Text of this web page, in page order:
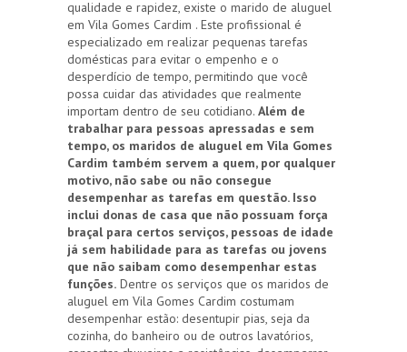
qualidade e rapidez, existe o marido de aluguel
em Vila Gomes Cardim . Este profissional é
especializado em realizar pequenas tarefas
domésticas para evitar o empenho e o
desperdício de tempo, permitindo que você
possa cuidar das atividades que realmente
importam dentro de seu cotidiano. Além de
trabalhar para pessoas apressadas e sem
tempo, os maridos de aluguel em Vila Gomes
Cardim também servem a quem, por qualquer
motivo, não sabe ou não consegue
desempenhar as tarefas em questão. Isso
inclui donas de casa que não possuam força
braçal para certos serviços, pessoas de idade
já sem habilidade para as tarefas ou jovens
que não saibam como desempenhar estas
funções. Dentre os serviços que os maridos de
aluguel em Vila Gomes Cardim costumam
desempenhar estão: desentupir pias, seja da
cozinha, do banheiro ou de outros lavatórios,